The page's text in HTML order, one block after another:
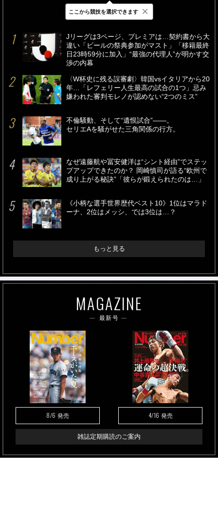
最新 24時間 週間
Jリーグは3ページ、プレミアは…契約書から大
違い「ビールの祭典参加がマスト」「移籍最終
日23時59分に加入」“最強の代理人”が明かす交
渉の内幕
〈W杯史に残る誤審劇〉韓国vsイタリアから20
年…「レフェリー人生最高の試合の1つ」忌み
嫌われた審判モレノが認めない“2つのミス”
不倫騒動、そして“遺恨試合”――。
セリエAを騒がせた三角関係の行方。
なぜ遠藤航や冨安健洋は“シント経由”でステッ
プアップできたのか？ 岡崎慎司が語る“欧州で
成り上がる秘訣”「彼らが鍛えられたのは…」
《小柄な選手世界歴代ベスト10》1位はマラド
ーナ、2位はメッシ、では3位は…？
もっと見る
MAGAZINE
最新号
8/6 発売 4/16 発売
雑誌定期購読のご案内
ここから競技を選択できます ×